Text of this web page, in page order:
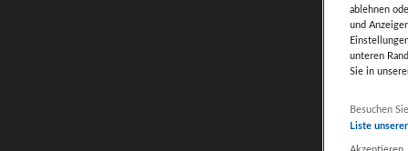
ablehnen
und
unteren
Sie in
Besuchen
Liste